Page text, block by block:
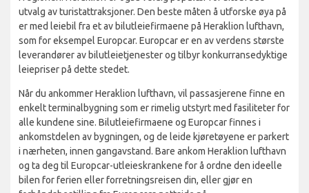
utvalg av turistattraksjoner. Den beste måten å utforske øya på
er med leiebil fra et av bilutleiefirmaene på Heraklion lufthavn,
som for eksempel Europcar. Europcar er en av verdens største
leverandører av bilutleietjenester og tilbyr konkurransedyktige
leiepriser på dette stedet.
Når du ankommer Heraklion lufthavn, vil passasjerene finne en
enkelt terminalbygning som er rimelig utstyrt med fasiliteter for
alle kundene sine. Bilutleiefirmaene og Europcar finnes i
ankomstdelen av bygningen, og de leide kjøretøyene er parkert
i nærheten, innen gangavstand. Bare ankom Heraklion lufthavn
og ta deg til Europcar-utleieskrankene for å ordne den ideelle
bilen for ferien eller forretningsreisen din, eller gjør en